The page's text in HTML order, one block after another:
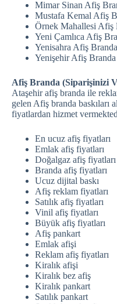
Mimar Sinan Afiş
Mustafa Kemal Afiş
Örnek Mahallesi Afiş
Yeni Çamlıca Afiş
Yenisahra Afiş Branda
Yenişehir Afiş Branda
Afiş Branda (Siparişinizi
Ataşehir afiş branda ile
gelen Afiş branda baskıları
fiyatlardan hizmet
En ucuz afiş fiyatları
Emlak afiş fiyatları
Doğalgaz afiş fiyatları
Branda afiş fiyatları
Ucuz dijital baskı
Afiş reklam fiyatları
Satılık afiş fiyatları
Vinil afiş fiyatları
Büyük afiş fiyatları
Afiş pankart
Emlak afişi
Reklam afiş fiyatları
Kiralık afişi
Kiralık bez afiş
Kiralık pankart
Satılık pankart